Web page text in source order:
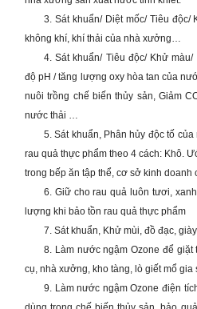
3. Sát khuẩn/ Diệt mốc/ Tiêu độc/
không khí, khí thải của nhà xưởng…
4. Sát khuẩn/ Tiêu độc/ Khử
độ pH / tăng lượng oxy hòa tan của
nuôi trồng chế biến thủy sản, Giảm
nước thải …
5. Sát khuẩn, Phân hủy độc tố
rau quả thực phẩm theo 4 cách: Khô.
trong bếp ăn tập thể, cơ sở kinh doanh
6. Giữ cho rau quả luôn tươi,
lượng khi bảo tồn rau quả thực phẩm
7. Sát khuẩn, Khử mùi, đồ đạc,
8. Làm nước ngậm Ozone để giặt
cụ, nhà xưởng, kho tàng, lò giết mổ gia
9. Làm nước ngậm Ozone điện